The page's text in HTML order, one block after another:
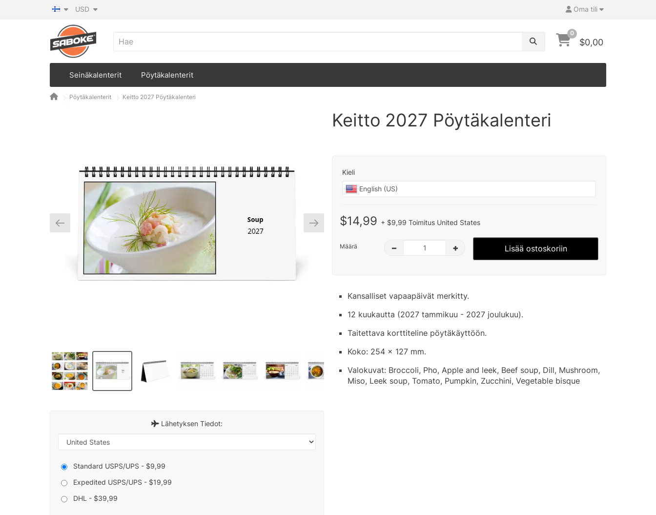
Oma tili
USD
0
$0,00
Seinäkalenterit Pöytäkalenterit
Pöytäkalenterit Keitto 2027 Pöytäkalenteri
Lähetyksen Tiedot:
Standard USPS/UPS - $9,99
Expedited USPS/UPS - $19,99
DHL - $39,99
Keitto 2027 Pöytäkalenteri
Kieli
$14,99 + $9,99 Toimitus United States
Määrä – + Lisää ostoskoriin
Kansalliset vapaapäivät merkitty.
12 kuukautta (2027 tammikuu - 2027 joulukuu).
Taitettava korttiteline pöytäkäyttöön.
Koko: 254 x 127 mm.
Valokuvat: Broccoli, Pho, Apple and leek, Beef soup, Dill, Mushroom,
Miso, Leek soup, Tomato, Pumpkin, Zucchini, Vegetable bisque